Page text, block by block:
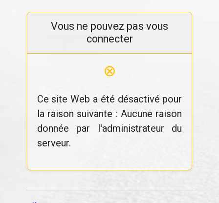
Vous ne pouvez pas vous
connecter
⊗
Ce site Web a été désactivé pour
la raison suivante : Aucune raison
donnée par l'administrateur du
serveur.